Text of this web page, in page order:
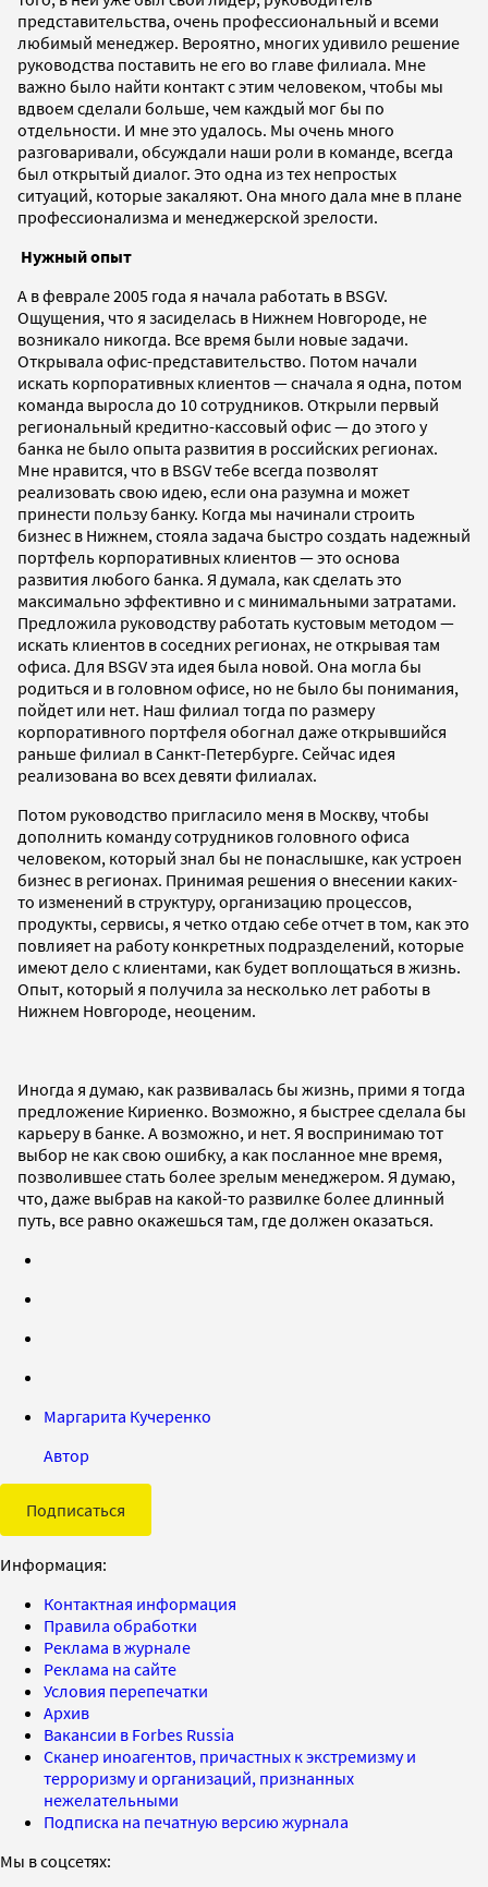
представительства, очень профессиональный и всеми
любимый менеджер. Вероятно, многих удивило решение
руководства поставить не его во главе филиала. Мне
важно было найти контакт с этим человеком, чтобы мы
вдвоем сделали больше, чем каждый мог бы по
отдельности. И мне это удалось. Мы очень много
разговаривали, обсуждали наши роли в команде, всегда
был открытый диалог. Это одна из тех непростых
ситуаций, которые закаляют. Она много дала мне в плане
профессионализма и менеджерской зрелости.
Нужный опыт
А в феврале 2005 года я начала работать в BSGV.
Ощущения, что я засиделась в Нижнем Новгороде, не
возникало никогда. Все время были новые задачи.
Открывала офис-представительство. Потом начали
искать корпоративных клиентов — сначала я одна, потом
команда выросла до 10 сотрудников. Открыли первый
региональный кредитно-кассовый офис — до этого у
банка не было опыта развития в российских регионах.
Мне нравится, что в BSGV тебе всегда позволят
реализовать свою идею, если она разумна и может
принести пользу банку. Когда мы начинали строить
бизнес в Нижнем, стояла задача быстро создать надежный
портфель корпоративных клиентов — это основа
развития любого банка. Я думала, как сделать это
максимально эффективно и с минимальными затратами.
Предложила руководству работать кустовым методом —
искать клиентов в соседних регионах, не открывая там
офиса. Для BSGV эта идея была новой. Она могла бы
родиться и в головном офисе, но не было бы понимания,
пойдет или нет. Наш филиал тогда по размеру
корпоративного портфеля обогнал даже открывшийся
раньше филиал в Санкт-Петербурге. Сейчас идея
реализована во всех девяти филиалах.
Потом руководство пригласило меня в Москву, чтобы
дополнить команду сотрудников головного офиса
человеком, который знал бы не понаслышке, как устроен
бизнес в регионах. Принимая решения о внесении каких-
то изменений в структуру, организацию процессов,
продукты, сервисы, я четко отдаю себе отчет в том, как это
повлияет на работу конкретных подразделений, которые
имеют дело с клиентами, как будет воплощаться в жизнь.
Опыт, который я получила за несколько лет работы в
Нижнем Новгороде, неоценим.
Иногда я думаю, как развивалась бы жизнь, прими я тогда
предложение Кириенко. Возможно, я быстрее сделала бы
карьеру в банке. А возможно, и нет. Я воспринимаю тот
выбор не как свою ошибку, а как посланное мне время,
позволившее стать более зрелым менеджером. Я думаю,
что, даже выбрав на какой-то развилке более длинный
путь, все равно окажешься там, где должен оказаться.
Маргарита Кучеренко
Автор
Подписаться
Информация:
Контактная информация
Правила обработки
Реклама в журнале
Реклама на сайте
Условия перепечатки
Архив
Вакансии в Forbes Russia
Сканер иноагентов, причастных к экстремизму и
терроризму и организаций, признанных
нежелательными
Подписка на печатную версию журнала
Мы в соцсетях: